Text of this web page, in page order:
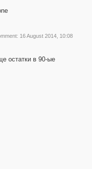
16 August 2014, 10:08
остатки в 90-ые